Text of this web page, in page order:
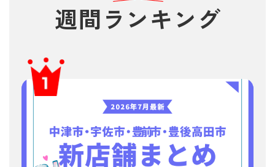
週間 ランキング